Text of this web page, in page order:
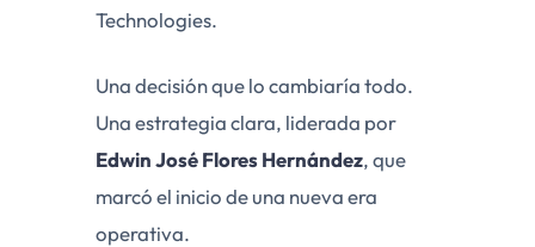
Technologies.
Una decisión que lo cambiaría todo.
Una estrategia clara, liderada por
Edwin José Flores Hernández, que
marcó el inicio de una nueva era
operativa.